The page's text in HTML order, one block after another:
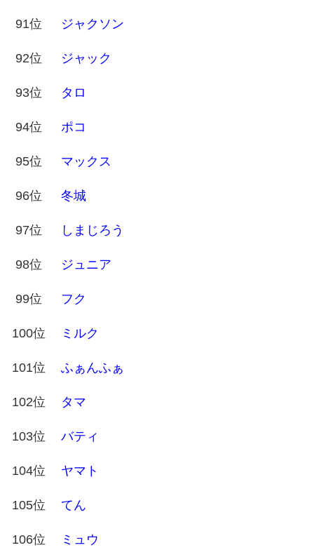
91位 ジャクソン
92位 ジャック
93位 タロ
94位 ポコ
95位 マックス
96位 冬城
97位 しまじろう
98位 ジュニア
99位 フク
100位 ミルク
101位 ふぁんふぁ
102位 タマ
103位 バティ
104位 ヤマト
105位 てん
106位 ミュウ